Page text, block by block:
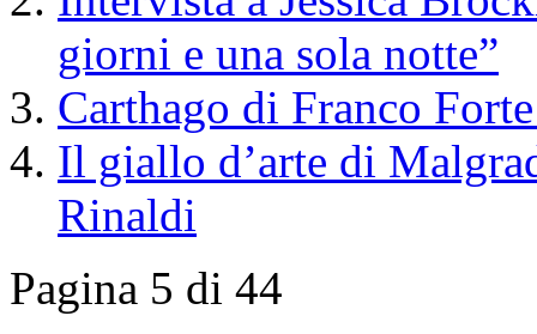
giorni e una sola notte”
Carthago di Franco
Il giallo d’arte di
Rinaldi
Pagina 5 di 44